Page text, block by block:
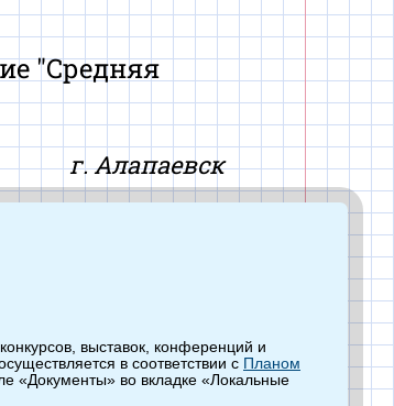
"Средняя
г. Алапаевск
выставок, конференций и
в соответствии с Планом
«Документы» во вкладке «Локальные